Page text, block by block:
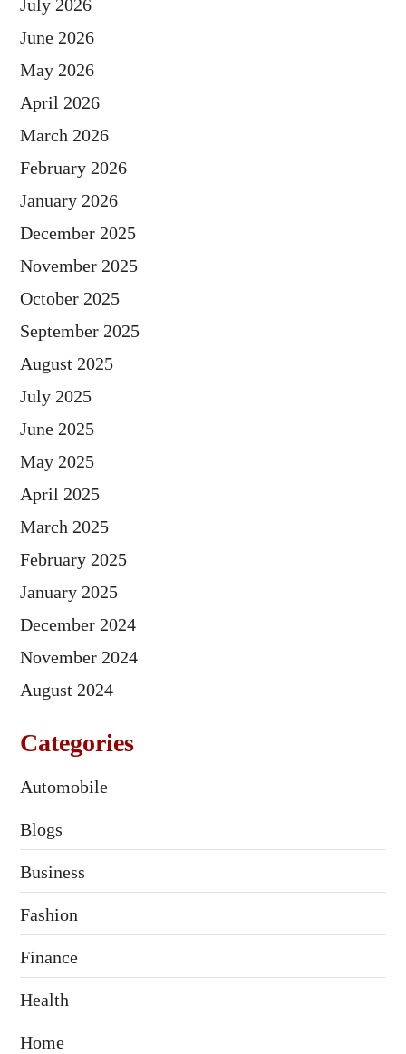
July 2026
June 2026
May 2026
April 2026
March 2026
February 2026
January 2026
December 2025
November 2025
October 2025
September 2025
August 2025
July 2025
June 2025
May 2025
April 2025
March 2025
February 2025
January 2025
December 2024
November 2024
August 2024
Categories
Automobile
Blogs
Business
Fashion
Finance
Health
Home